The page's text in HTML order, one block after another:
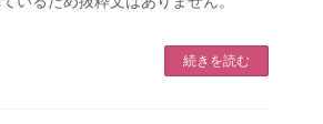
続きを読む